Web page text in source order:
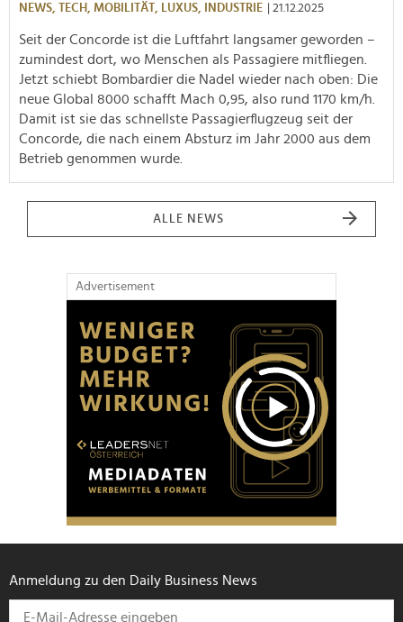
NEWS, TECH, MOBILITÄT, LUXUS, INDUSTRIE | 21.12.2025
Seit der Concorde ist die Luftfahrt langsamer geworden –
zumindest dort, wo Menschen als Passagiere mitfliegen.
Jetzt schiebt Bombardier die Nadel wieder nach oben: Die
neue Global 8000 schafft Mach 0,95, also rund 1170 km/h.
Damit ist sie das schnellste Passagierflugzeug seit der
Concorde, die nach einem Absturz im Jahr 2000 aus dem
Betrieb genommen wurde.
ALLE NEWS
Advertisement
Anmeldung zu den Daily Business News